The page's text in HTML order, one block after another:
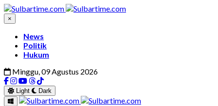
×
News
Politik
Hukum
Minggu, 09 Agustus 2026
Light Dark